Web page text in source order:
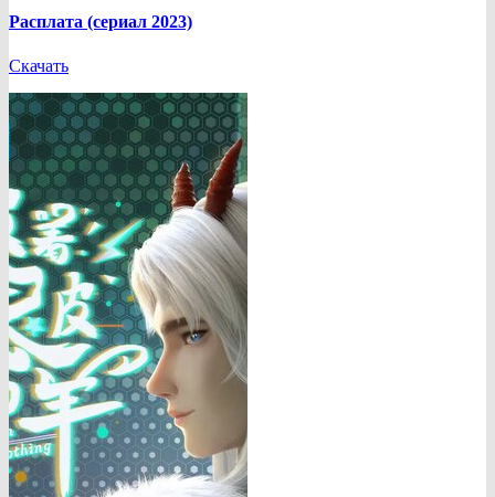
Расплата (сериал 2023)
Скачать